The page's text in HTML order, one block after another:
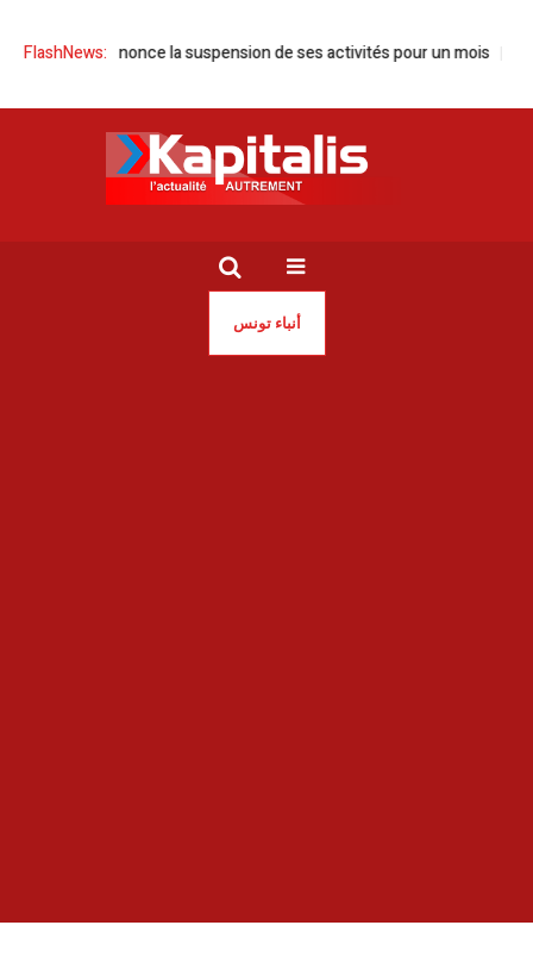
FlashNews:
Tunisie annonce la suspension de ses activités pour un mois
أنباء تونس